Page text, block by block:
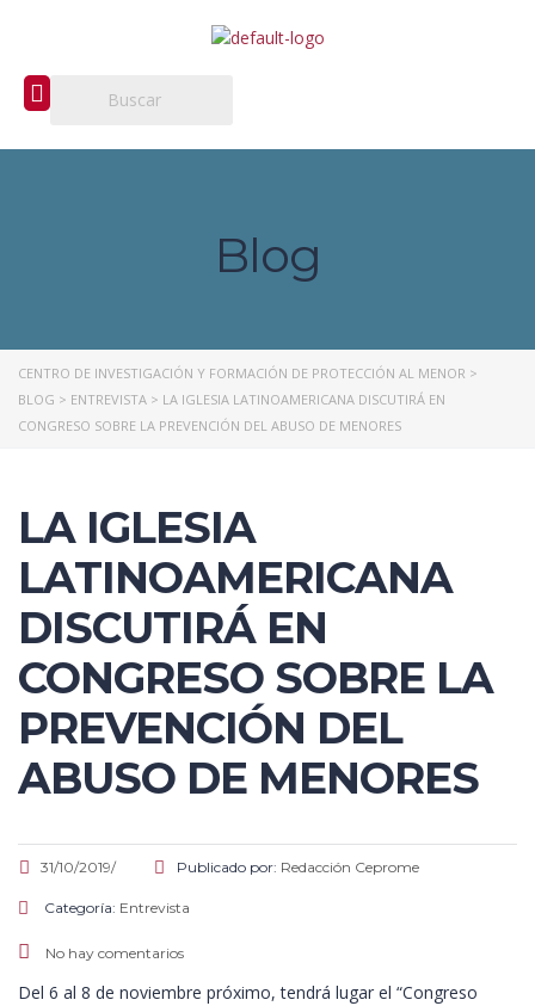
Blog
CENTRO DE INVESTIGACIÓN Y FORMACIÓN DE PROTECCIÓN AL MENOR >
BLOG > ENTREVISTA > LA IGLESIA LATINOAMERICANA DISCUTIRÁ EN
CONGRESO SOBRE LA PREVENCIÓN DEL ABUSO DE MENORES
LA IGLESIA
LATINOAMERICANA
DISCUTIRÁ EN
CONGRESO SOBRE LA
PREVENCIÓN DEL
ABUSO DE MENORES
31/10/2019/ Publicado por: Redacción Ceprome
Categoría: Entrevista
No hay comentarios
Del 6 al 8 de noviembre próximo, tendrá lugar el “Congreso